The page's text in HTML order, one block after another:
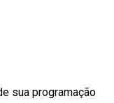
sua programação